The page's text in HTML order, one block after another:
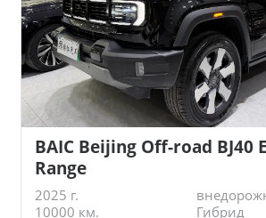
BAIC Beijing Off-road BJ40
Range
2025 г.
10000 км.
Гибрид